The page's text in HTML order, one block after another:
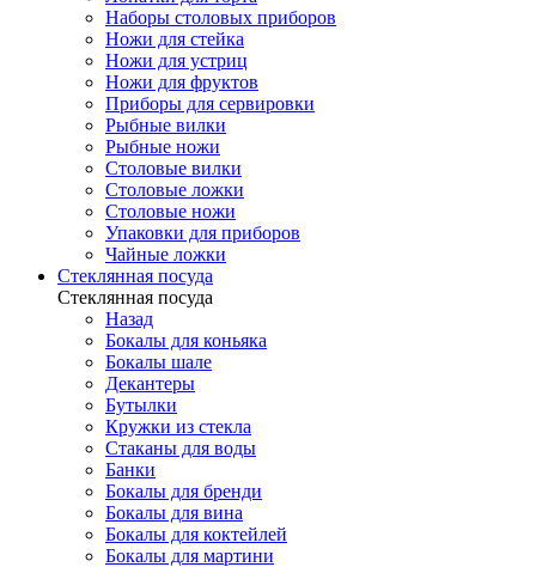
Наборы столовых приборов
Ножи для стейка
Ножи для устриц
Ножи для фруктов
Приборы для сервировки
Рыбные вилки
Рыбные ножи
Столовые вилки
Столовые ложки
Столовые ножи
Упаковки для приборов
Чайные ложки
Стеклянная посуда
Стеклянная посуда
Назад
Бокалы для коньяка
Бокалы шале
Декантеры
Бутылки
Кружки из стекла
Стаканы для воды
Банки
Бокалы для бренди
Бокалы для вина
Бокалы для коктейлей
Бокалы для мартини